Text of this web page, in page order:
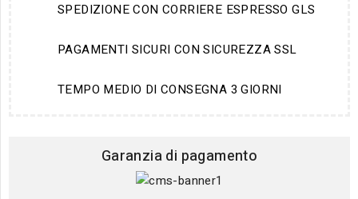
SPEDIZIONE CON CORRIERE ESPRESSO GLS
PAGAMENTI SICURI CON SICUREZZA SSL
TEMPO MEDIO DI CONSEGNA 3 GIORNI
Garanzia di pagamento